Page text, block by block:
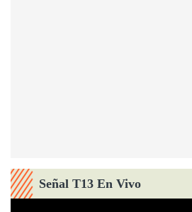
Señal T13 En Vivo